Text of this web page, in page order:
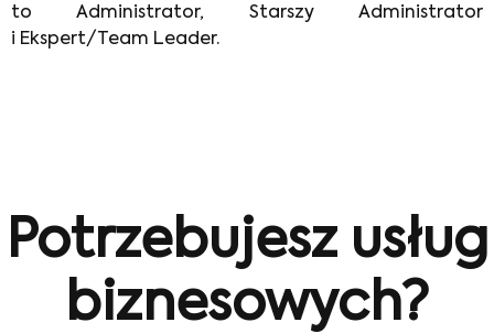
to Administrator, Starszy Administrator
i Ekspert/Team Leader.
Potrzebujesz usług
biznesowych?